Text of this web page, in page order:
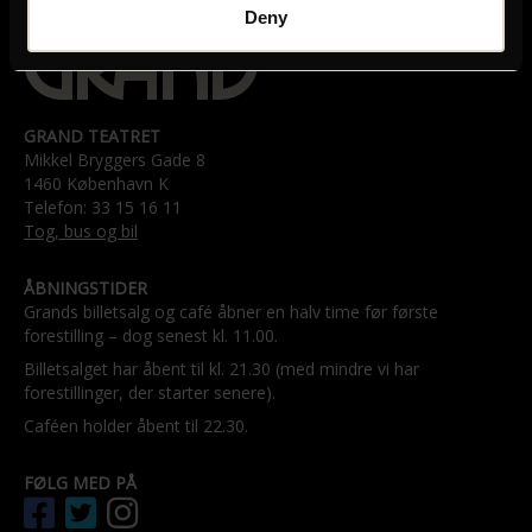
Deny
GRAND TEATRET
Mikkel Bryggers Gade 8
1460 København K
Telefon: 33 15 16 11
Tog, bus og bil
ÅBNINGSTIDER
Grands billetsalg og café åbner en halv time før første
forestilling – dog senest kl. 11.00.
Billetsalget har åbent til kl. 21.30 (med mindre vi har
forestillinger, der starter senere).
Caféen holder åbent til 22.30.
FØLG MED PÅ